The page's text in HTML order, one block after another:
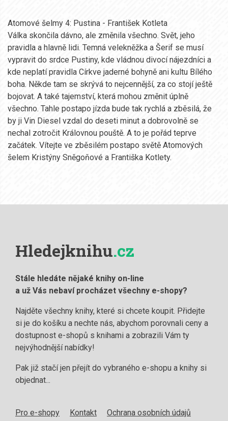
Atomové šelmy 4: Pustina - František Kotleta
Válka skončila dávno, ale změnila všechno. Svět, jeho
pravidla a hlavně lidi. Temná velekněžka a Šerif se musí
vypravit do srdce Pustiny, kde vládnou divocí nájezdníci a
kde neplatí pravidla Církve jaderné bohyně ani kultu Bílého
boha. Někde tam se skrývá to nejcennější, za co stojí ještě
bojovat. A také tajemství, která mohou změnit úplně
všechno. Tahle postapo jízda bude tak rychlá a zběsilá, že
by ji Vin Diesel vzdal do deseti minut a dobrovolně se
nechal zotročit Královnou pouště. A to je pořád teprve
začátek. Vítejte ve zběsilém postapo světě Atomových
šelem Kristýny Sněgoňové a Františka Kotlety.
Hledejknihu.cz
Stále hledáte nějaké knihy on-line
a už Vás nebaví procházet všechny e-shopy?
Najděte všechny knihy, které si chcete koupit. Přidejte
si je do košíku a nechte nás, abychom porovnali ceny a
dostupnost e-shopů s knihami a zobrazili Vám ty
nejvýhodnější nabídky!
Pak již stačí jen přejít do vybraného e-shopu a knihy si
objednat...
Pro e-shopy Kontakt
Ochrana osobních údajů